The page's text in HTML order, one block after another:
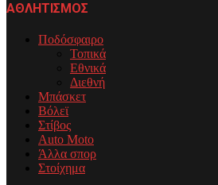
ΑΘΛΗΤΙΣΜΟΣ
Ποδόσφαιρο
Τοπικά
Εθνικά
Διεθνή
Μπάσκετ
Βόλεϊ
Στίβος
Auto Moto
Άλλα σπορ
Στοίχημα